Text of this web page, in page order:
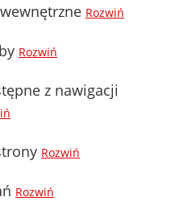
Rozwiń
Rozwiń
z nawigacji
Rozwiń
Rozwiń